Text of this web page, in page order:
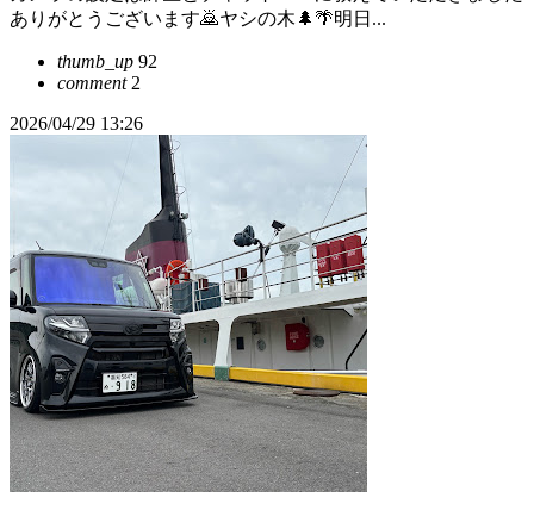
ありがとうございます🙇ヤシの木🌲🌴明日...
thumb_up 92
comment2
2026/04/29 13:26